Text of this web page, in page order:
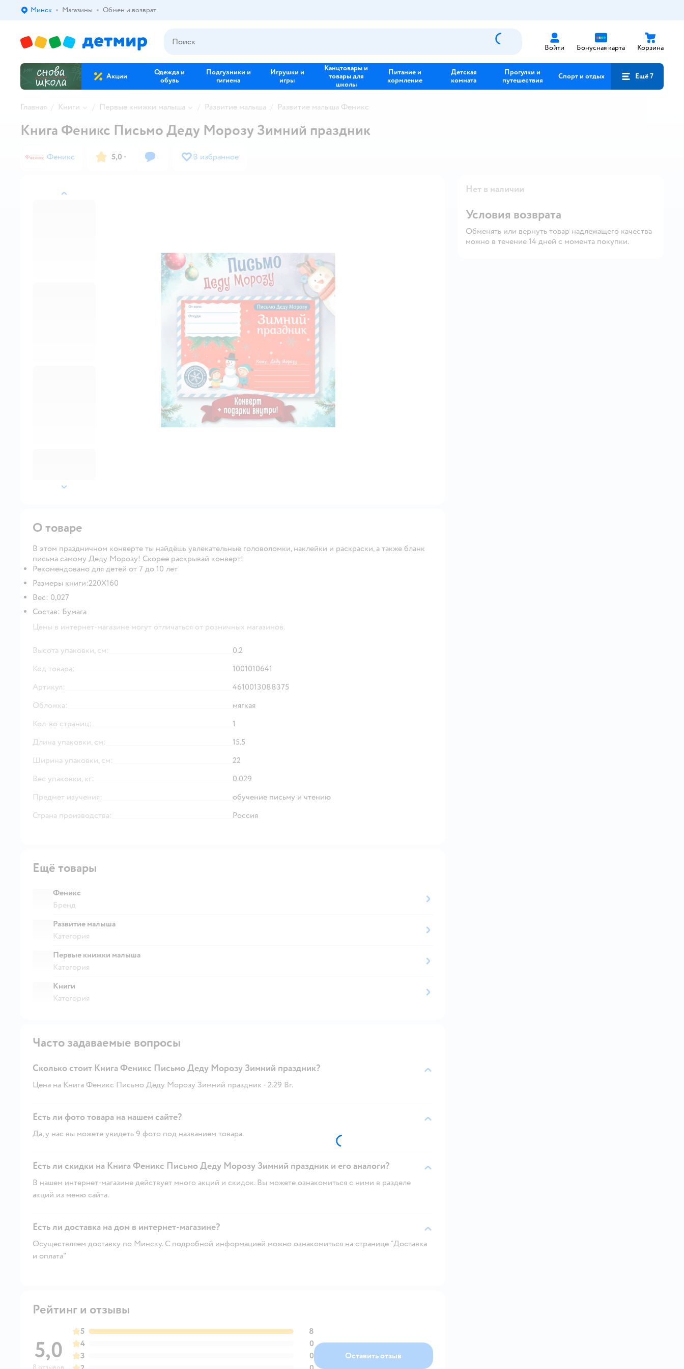
Выбор адреса доставки.
Минск Магазины Обмен и возврат
Войти Бонусная карта Корзина
Акции
Одежда и
обувь
Подгузники и
гигиена
Игрушки и
игры
Канцтовары и
товары для
школы
Питание и
кормление
Детская
комната
Прогулки и
путешествия
Спорт и отдых Ещё 7
Главная Книги Первые книжки малыша Развитие малыша Развитие малыша Феникс
назад
далее
Книга Феникс Письмо Деду Морозу Зимний праздник
Феникс 5,0 · В избранное
Нет в наличии
Условия возврата
Обменять или вернуть товар надлежащего качества
можно в течение 14 дней с момента покупки.
О товаре
В этом праздничном конверте ты найдёшь увлекательные головоломки, наклейки и раскраски, а также бланк
письма самому Деду Морозу! Скорее раскрывай конверт!
Рекомендовано для детей от 7 до 10 лет
Размеры книги:220X160
Вес: 0,027
Состав: Бумага
Цены в интернет-магазине могут отличаться от розничных магазинов.
Высота упаковки, см:
0.2
Код товара:
1001010641
Артикул:
4610013088375
Обложка:
мягкая
Кол-во страниц:
1
Длина упаковки, см:
15.5
Ширина упаковки, см:
22
Вес упаковки, кг:
0.029
Предмет изучения:
обучение письму и чтению
Страна производства:
Россия
Ещё товары
Феникс
Бренд
Развитие малыша
Категория
Первые книжки малыша
Категория
Книги
Категория
Часто задаваемые вопросы
Сколько стоит Книга Феникс Письмо Деду Морозу Зимний праздник?
Цена на Книга Феникс Письмо Деду Морозу Зимний праздник - 2.29 Br.
Есть ли фото товара на нашем сайте?
Да, у нас вы можете увидеть 9 фото под названием товара.
Есть ли скидки на Книга Феникс Письмо Деду Морозу Зимний праздник и его аналоги?
В нашем интернет-магазине действует много акций и скидок. Вы можете ознакомиться с ними в разделе
акций из меню сайта.
Есть ли доставка на дом в интернет-магазине?
Осуществляем доставку по Минску. С подробной информацией можно ознакомиться на странице "Доставка
и оплата"
Рейтинг и отзывы
5,0
8 отзывов
5
8
4
0
3
0
Оставить отзыв